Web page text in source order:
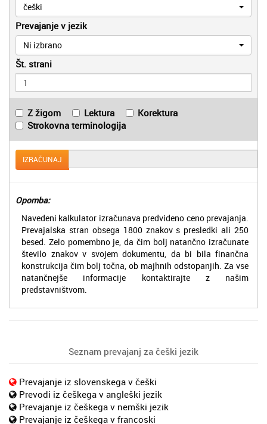
češki
Prevajanje v jezik
Ni izbrano
Št. strani
Z žigom Lektura
Korektura
Strokovna terminologija
IZRAČUNAJ
Opomba:
Navedeni kalkulator izračunava predvideno ceno prevajanja.
Prevajalska stran obsega 1800 znakov s presledki ali 250
besed. Zelo pomembno je, da čim bolj natančno izračunate
število znakov v svojem dokumentu, da bi bila finančna
konstrukcija čim bolj točna, ob majhnih odstopanjih. Za vse
natančnejše informacije kontaktirajte z našim
predstavništvom.
Seznam prevajanj za češki jezik
Prevajanje iz slovenskega v češki
Prevodi iz češkega v angleški jezik
Prevajanje iz češkega v nemški jezik
Prevajanje iz češkega v francoski